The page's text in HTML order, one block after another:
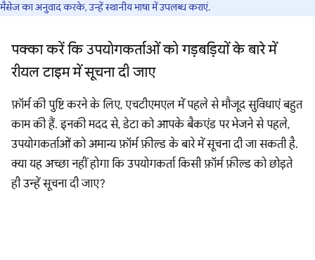
मैसेज का अनुवाद करके, उन्हें स्थानीय भाषा में उपलब्ध कराएं.
पक्का करें कि उपयोगकर्ताओं को गड़बड़ियों के बारे में
रीयल टाइम में सूचना दी जाए
फ़ॉर्म की पुष्टि करने के लिए, एचटीएमएल में पहले से मौजूद सुविधाएं बहुत
काम की हैं. इनकी मदद से, डेटा को आपके बैकएंड पर भेजने से पहले,
उपयोगकर्ताओं को अमान्य फ़ॉर्म फ़ील्ड के बारे में सूचना दी जा सकती है.
क्या यह अच्छा नहीं होगा कि उपयोगकर्ता किसी फ़ॉर्म फ़ील्ड को छोड़ते
ही उन्हें सूचना दी जाए?